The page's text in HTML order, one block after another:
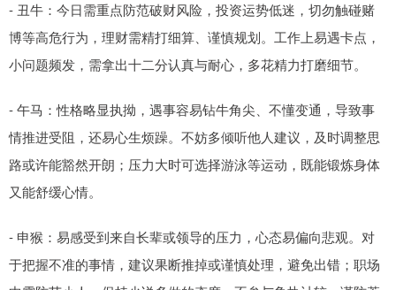
- 丑牛：今日需重点防范破财风险，投资运势低迷，切勿触碰赌
博等高危行为，理财需精打细算、谨慎规划。工作上易遇卡点，
小问题频发，需拿出十二分认真与耐心，多花精力打磨细节。
- 午马：性格略显执拗，遇事容易钻牛角尖、不懂变通，导致事
情推进受阻，还易心生烦躁。不妨多倾听他人建议，及时调整思
路或许能豁然开朗；压力大时可选择游泳等运动，既能锻炼身体
又能舒缓心情。
- 申猴：易感受到来自长辈或领导的压力，心态易偏向悲观。对
于把握不准的事情，建议果断推掉或谨慎处理，避免出错；职场